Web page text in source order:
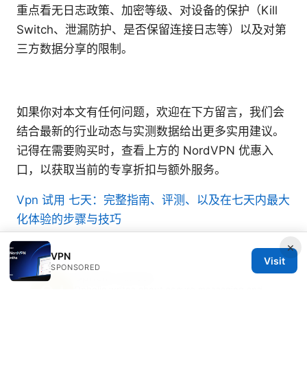
重点看无日志政策、加密等级、对设备的保护（Kill
Switch、泄漏防护、是否保留连接日志等）以及对第
三方数据分享的限制。
如果你对本文有任何问题，欢迎在下方留言，我们会
结合最新的行业动态与实测数据给出更多实用建议。
记得在需要购买时，查看上方的 NordVPN 优惠入
口，以获取当前的专享折扣与额外服务。
Vpn 试用 七天：完整指南、评测、以及在七天内最大
化体验的步骤与技巧
×
VPN
SPONSORED
Visit